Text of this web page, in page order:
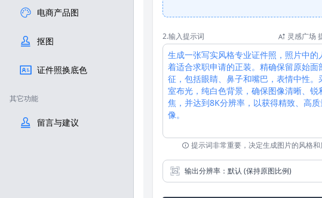
电商产品图
抠图
证件照换底色
其它功能
留言与建议
2.输入提示词 灵感广场
提示词非常重要，决定生成图片的风格和
输出分辨率：默认 (保持原图比例)